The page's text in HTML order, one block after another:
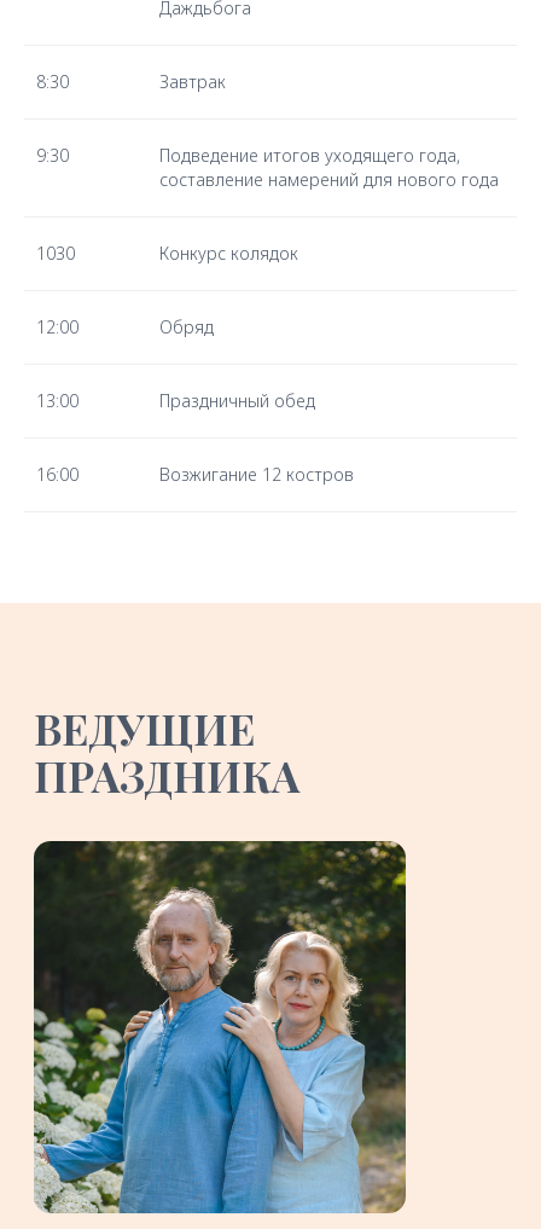
Даждьбога
8:30 Завтрак
9:30
Подведение итогов уходящего года,
составление намерений для нового года
1030 Конкурс колядок
12:00 Обряд
13:00 Праздничный обед
16:00 Возжигание 12 костров
Психолог-консультант
Соавтор книги «Исцеление рода»
Академик Международной Славянской
оздоровительного этнокультурного
БЛАГОТВОРИТЕЛЬНОЕ
МЕРОПРИЯТИЕ
«ПРАЗДНИК КОЛЯДЫ»